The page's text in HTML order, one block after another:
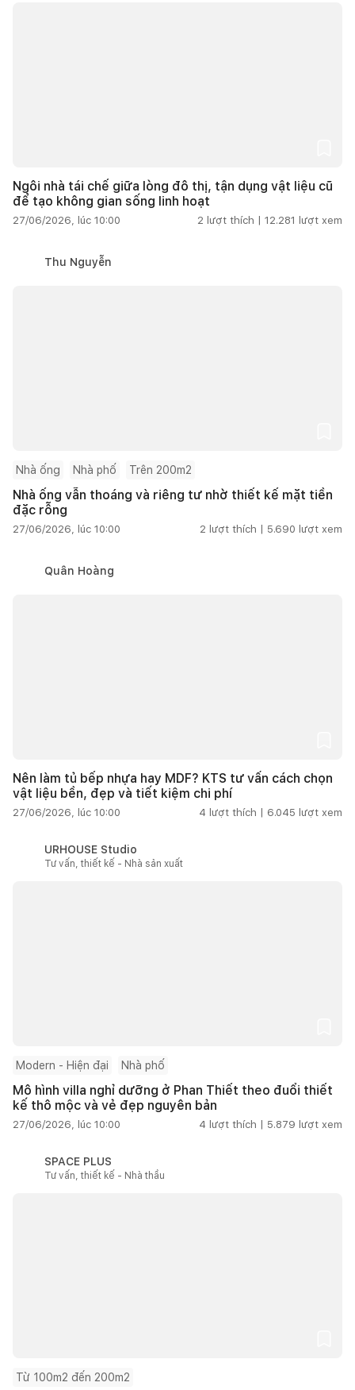
Ngôi nhà tái chế giữa lòng đô thị, tận dụng vật liệu cũ
để tạo không gian sống linh hoạt
27/06/2026, lúc 10:00 2 lượt thích | 12.281 lượt xem
Thu Nguyễn
Nhà ống Nhà phố Trên 200m2
Nhà ống vẫn thoáng và riêng tư nhờ thiết kế mặt tiền
đặc rỗng
27/06/2026, lúc 10:00 2 lượt thích | 5.690 lượt xem
Quân Hoàng
Nên làm tủ bếp nhựa hay MDF? KTS tư vấn cách chọn
vật liệu bền, đẹp và tiết kiệm chi phí
27/06/2026, lúc 10:00 4 lượt thích | 6.045 lượt xem
URHOUSE Studio
Tư vấn, thiết kế - Nhà sản xuất
Modern - Hiện đại Nhà phố
Mô hình villa nghỉ dưỡng ở Phan Thiết theo đuổi thiết
kế thô mộc và vẻ đẹp nguyên bản
27/06/2026, lúc 10:00 4 lượt thích | 5.879 lượt xem
SPACE PLUS
Tư vấn, thiết kế - Nhà thầu
Từ 100m2 đến 200m2